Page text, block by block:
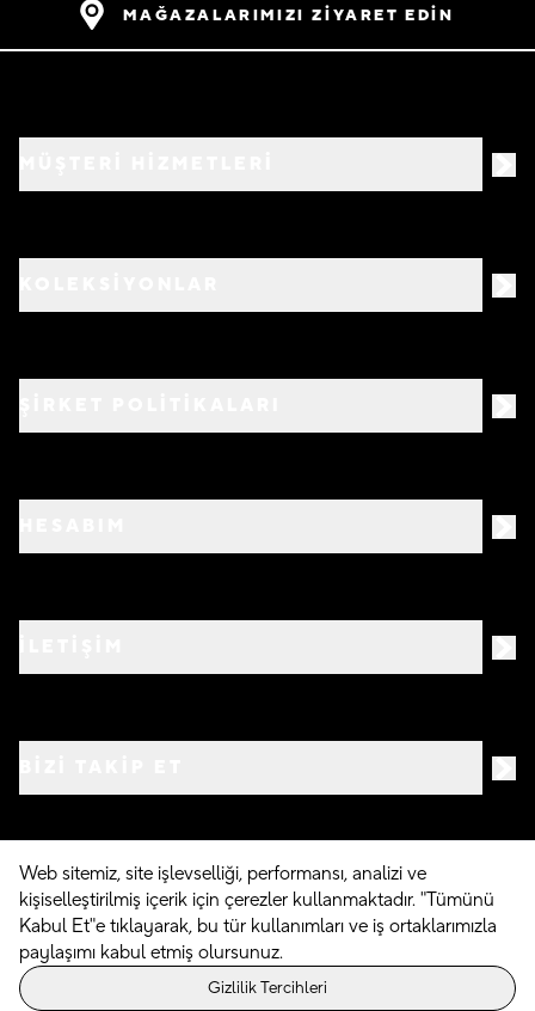
MAĞAZALARIMIZI ZİYARET EDİN
©2026 Crocs.com.tr • Tüm hakları saklıdır
Powered By
Web sitemiz, site işlevselliği, performansı, analizi ve
kişiselleştirilmiş içerik için çerezler kullanmaktadır. "Tümünü
Kabul Et"e tıklayarak, bu tür kullanımları ve iş ortaklarımızla
paylaşımı kabul etmiş olursunuz.
Gizlilik Tercihleri